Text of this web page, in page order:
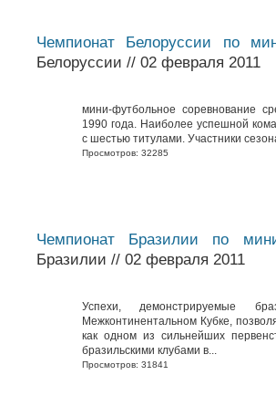
Чемпионат Белоруссии по
Белоруссии // 02 февраля 2011
мини-футбольное соревнование
1990 года. Наиболее успешной
с шестью титулами. Участники
Просмотров: 32285
Чемпионат Бразилии по
Бразилии // 02 февраля 2011
Успехи, демонстрируемые
Межконтинентальном Кубке,
как одном из сильнейших
бразильскими клубами в...
Просмотров: 31841